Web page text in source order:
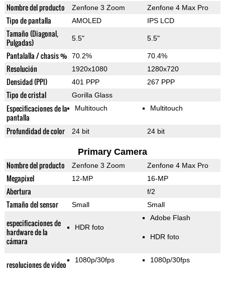
Nombre del producto Zenfone 3 Zoom Zenfone 4 Max Pro
Tipo de pantalla AMOLED IPS LCD
Tamaño (Diagonal,
Pulgadas)
5.5" 5.5"
Pantalalla / chasis % 70.2% 70.4%
Resolución 1920x1080 1280x720
Densidad (PPI) 401 PPP 267 PPP
Tipo de cristal Gorilla Glass
Especificaciones de la
pantalla
Multitouch Multitouch
Profundidad de color 24 bit 24 bit
Primary Camera
Nombre del producto Zenfone 3 Zoom Zenfone 4 Max Pro
Megapixel 12-MP 16-MP
Abertura f/2
Tamaño del sensor Small Small
especificaciones de
hardware de la
cámara
HDR foto
Adobe Flash
HDR foto
resoluciones de video 1080p/30fps 1080p/30fps